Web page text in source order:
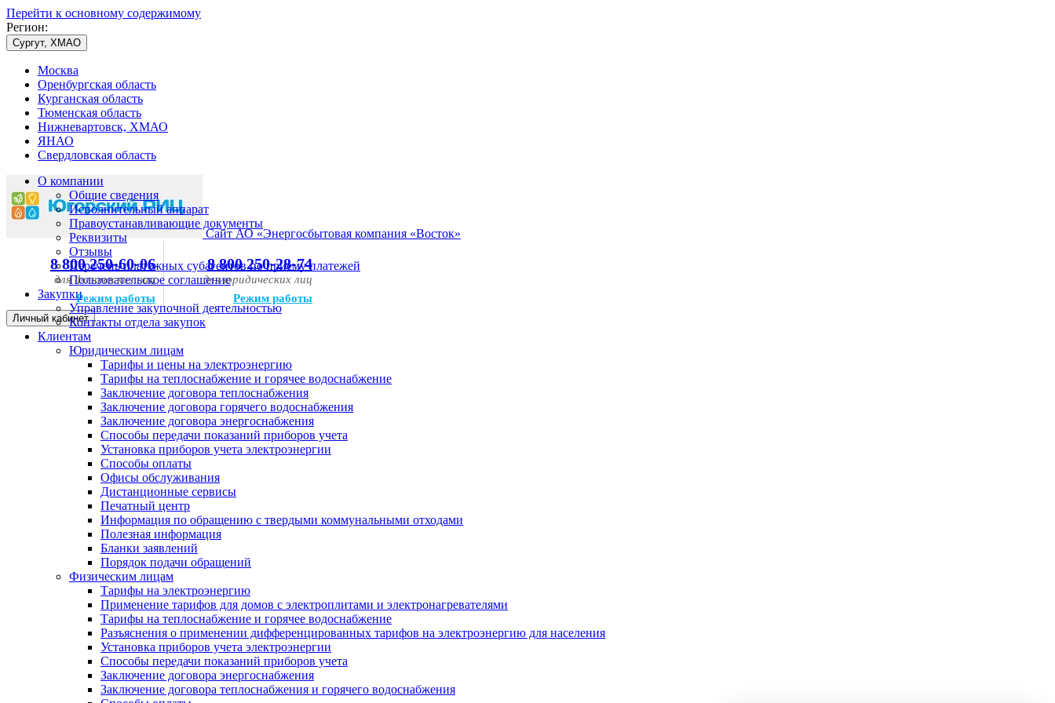
Перейти к основному содержимому
Регион:
Сургут, ХМАО
Москва
Оренбургская область
Курганская область
Тюменская область
Нижневартовск, ХМАО
ЯНАО
Свердловская область
Сайт АО «Энергосбытовая компания «Восток»
8 800 250-60-06
для физических лиц
Режим работы
8 800 250-28-74
для юридических лиц
Режим работы
Личный кабинет
О компании
Общие сведения
Исполнительный аппарат
Правоустанавливающие документы
Реквизиты
Отзывы
Перечень платежных субагентов по приему платежей
Пользовательское соглашение
Закупки
Управление закупочной деятельностью
Контакты отдела закупок
Клиентам
Юридическим лицам
Тарифы и цены на электроэнергию
Тарифы на теплоснабжение и горячее водоснабжение
Заключение договора теплоснабжения
Заключение договора горячего водоснабжения
Заключение договора энергоснабжения
Способы передачи показаний приборов учета
Установка приборов учета электроэнергии
Способы оплаты
Офисы обслуживания
Дистанционные сервисы
Печатный центр
Информация по обращению с твердыми коммунальными отходами
Полезная информация
Бланки заявлений
Порядок подачи обращений
Физическим лицам
Тарифы на электроэнергию
Применение тарифов для домов с электроплитами и электронагревателями
Тарифы на теплоснабжение и горячее водоснабжение
Разъяснения о применении дифференцированных тарифов на электроэнергию для населения
Установка приборов учета электроэнергии
Способы передачи показаний приборов учета
Заключение договора энергоснабжения
Заключение договора теплоснабжения и горячего водоснабжения